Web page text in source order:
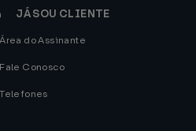
JÁ SOU CLIENTE
Área do Assinante
Fale Conosco
Telefones